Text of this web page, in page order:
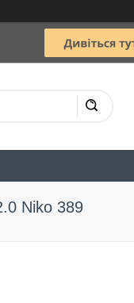
Niko 389